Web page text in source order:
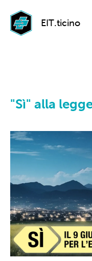
EIT.ticino
"Sì" alla